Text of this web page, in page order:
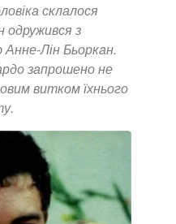
склалося
одружився з
Лін Бьоркан.
запрошено не
витком їхнього